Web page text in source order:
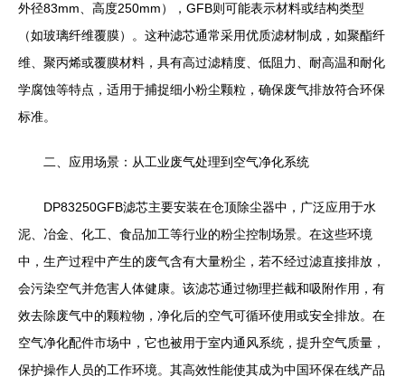
外径83mm、高度250mm），GFB则可能表示材料或结构类型
（如玻璃纤维覆膜）。这种滤芯通常采用优质滤材制成，如聚酯纤
维、聚丙烯或覆膜材料，具有高过滤精度、低阻力、耐高温和耐化
学腐蚀等特点，适用于捕捉细小粉尘颗粒，确保废气排放符合环保
标准。
二、应用场景：从工业废气处理到空气净化系统
DP83250GFB滤芯主要安装在仓顶除尘器中，广泛应用于水
泥、冶金、化工、食品加工等行业的粉尘控制场景。在这些环境
中，生产过程中产生的废气含有大量粉尘，若不经过滤直接排放，
会污染空气并危害人体健康。该滤芯通过物理拦截和吸附作用，有
效去除废气中的颗粒物，净化后的空气可循环使用或安全排放。在
空气净化配件市场中，它也被用于室内通风系统，提升空气质量，
保护操作人员的工作环境。其高效性能使其成为中国环保在线产品